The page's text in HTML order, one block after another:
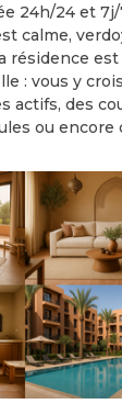
24h/24 et 7j/
calme,
résidence est
: vous y
actifs, des
ou encore